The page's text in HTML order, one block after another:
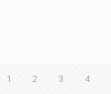
1 2 3 4